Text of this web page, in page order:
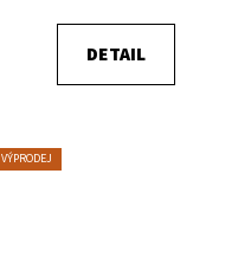
DETAIL
VÝPRODEJ